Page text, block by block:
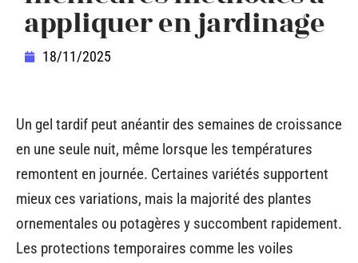
appliquer en jardinage
18/11/2025
Un gel tardif peut anéantir des semaines de croissance
en une seule nuit, même lorsque les températures
remontent en journée. Certaines variétés supportent
mieux ces variations, mais la majorité des plantes
ornementales ou potagères y succombent rapidement.
Les protections temporaires comme les voiles